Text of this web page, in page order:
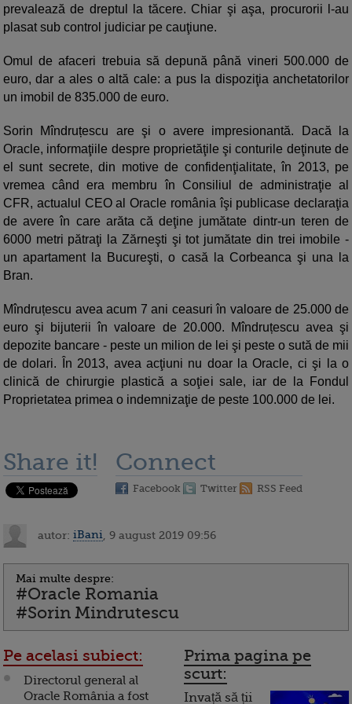
prevalează de dreptul la tăcere. Chiar şi aşa, procurorii l-au
plasat sub control judiciar pe cauţiune.
Omul de afaceri trebuia să depună până vineri 500.000 de
euro, dar a ales o altă cale: a pus la dispoziţia anchetatorilor
un imobil de 835.000 de euro.
Sorin Mîndruțescu are şi o avere impresionantă. Dacă la
Oracle, informaţiile despre proprietăţile şi conturile deţinute de
el sunt secrete, din motive de confidenţialitate, în 2013, pe
vremea când era membru în Consiliul de administraţie al
CFR, actualul CEO al Oracle românia îşi publicase declaraţia
de avere în care arăta că deţine jumătate dintr-un teren de
6000 metri pătraţi la Zărneşti şi tot jumătate din trei imobile -
un apartament la Bucureşti, o casă la Corbeanca şi una la
Bran.
Mîndruțescu avea acum 7 ani ceasuri în valoare de 25.000 de
euro şi bijuterii în valoare de 20.000. Mîndruțescu avea şi
depozite bancare - peste un milion de lei şi peste o sută de mii
de dolari. În 2013, avea acţiuni nu doar la Oracle, ci şi la o
clinică de chirurgie plastică a soţiei sale, iar de la Fondul
Proprietatea primea o indemnizaţie de peste 100.000 de lei.
Share it! Connect
Facebook Twitter RSS Feed
autor: iBani , 9 august 2019 09:56
Mai multe despre:
#Oracle Romania
#Sorin Mindrutescu
Pe acelasi subiect:
Directorul general al
Oracle România a fost
Prima pagina pe
scurt:
Invață să ții